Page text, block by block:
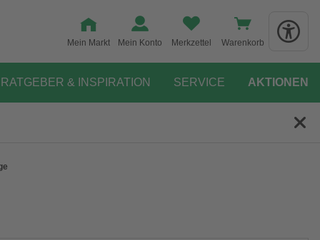
Mein Markt Mein Konto Merkzettel Warenkorb
RATGEBER & INSPIRATION SERVICE AKTIONEN